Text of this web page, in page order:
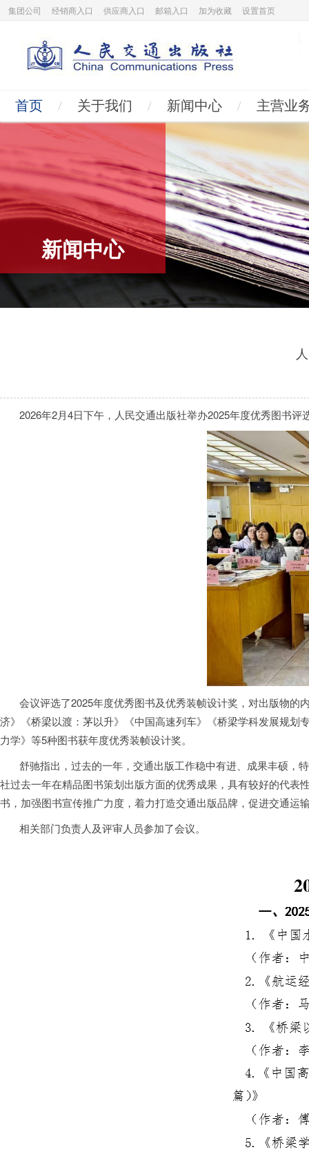
集团公司 经销商入口 供应商入口 邮箱入口 加为收藏 设置首页
首页 / 关于我们 / 新闻中心 / 主营业
新闻中心
2026年2月4日下午，人民交通出版社举办2025年度优秀图书评
会议评选了2025年度优秀图书及优秀装帧设计奖，对出版物的
济》《桥梁以渡：茅以升》《中国高速列车》《桥梁学科发展规
力学》等5种图书获年度优秀装帧设计奖。
舒驰指出，过去的一年，交通出版工作稳中有进、成果丰硕，
社过去一年在精品图书策划出版方面的优秀成果，具有较好的代表
书，加强图书宣传推广力度，着力打造交通出版品牌，促进交通运
相关部门负责人及评审人员参加了会议。